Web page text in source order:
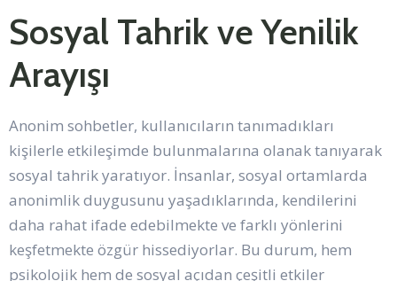
Sosyal Tahrik ve Yenilik
Arayışı
Anonim sohbetler, kullanıcıların tanımadıkları
kişilerle etkileşimde bulunmalarına olanak tanıyarak
sosyal tahrik yaratıyor. İnsanlar, sosyal ortamlarda
anonimlik duygusunu yaşadıklarında, kendilerini
daha rahat ifade edebilmekte ve farklı yönlerini
keşfetmekte özgür hissediyorlar. Bu durum, hem
psikolojik hem de sosyal açıdan çeşitli etkiler